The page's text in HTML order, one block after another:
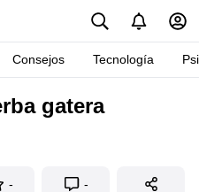
Consejos Tecnología
gatera
- -